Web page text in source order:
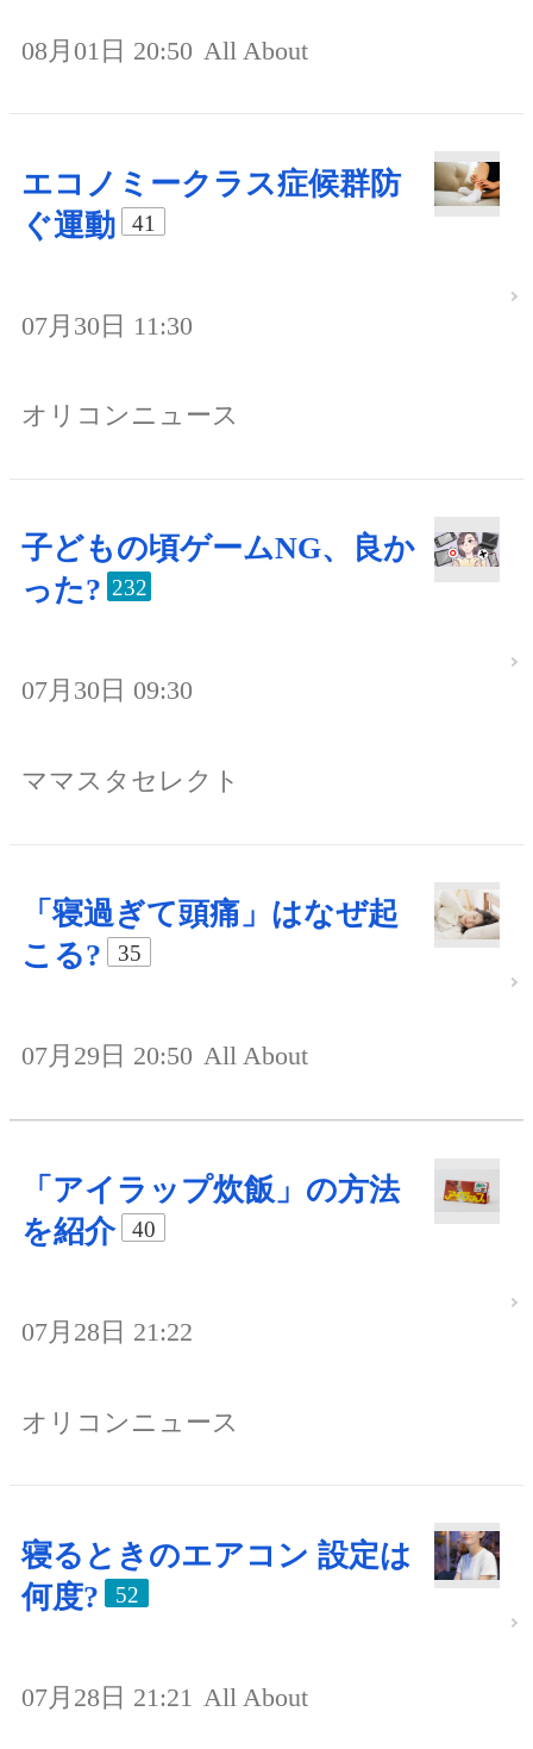
08月01日 20:50 All About
エコノミークラス症候群防
ぐ運動
41
07月30日 11:30
オリコンニュース
子どもの頃ゲームNG、良か
った? 232
07月30日 09:30
ママスタセレクト
「寝過ぎて頭痛」はなぜ起
こる?
35
07月29日 20:50 All About
「アイラップ炊飯」の方法
を紹介
40
07月28日 21:22
オリコンニュース
寝るときのエアコン 設定は
何度?
52
07月28日 21:21 All About